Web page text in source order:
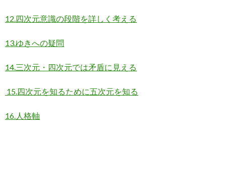
12.四次元意識の段階を詳しく考える
13.ゆきへの疑問
14.三次元・四次元では矛盾に見える
15.四次元を知るために五次元を知る
16.人格軸